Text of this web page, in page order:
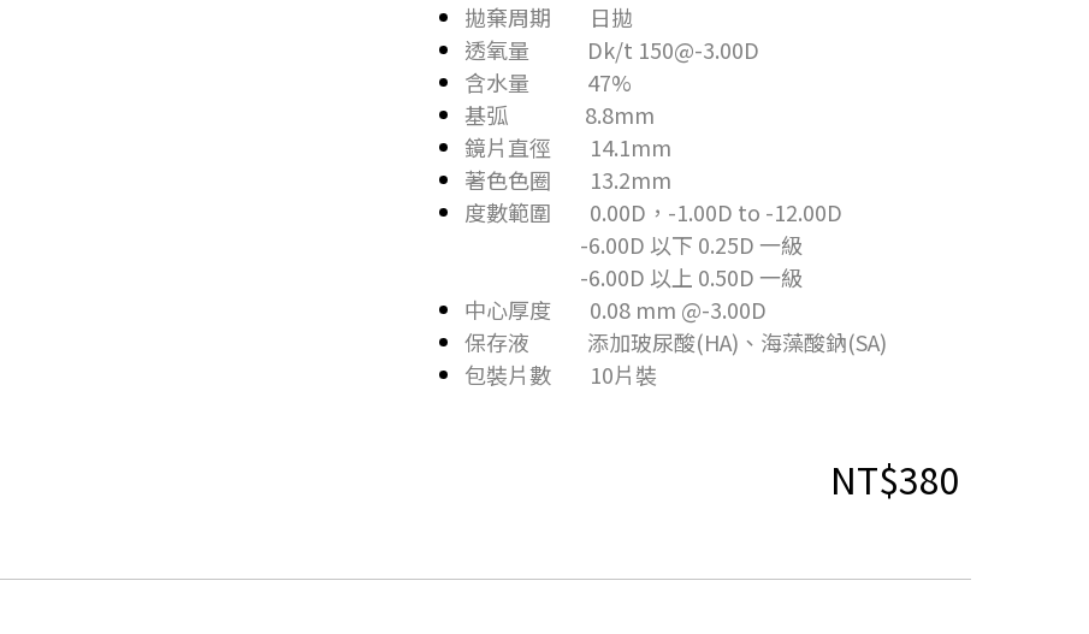
拋棄周期 日拋
透氧量 Dk/t 150@-3.00D
含水量 47%
基弧 8.8mm
鏡片直徑 14.1mm
著色色圈 13.2mm
度數範圍 0.00D，-1.00D to -12.00D
-6.00D 以下 0.25D 一級
-6.00D 以上 0.50D 一級
中心厚度 0.08 mm @-3.00D
保存液 添加玻尿酸(HA)、海藻酸鈉(SA)
包裝片數 10片裝
NT$380